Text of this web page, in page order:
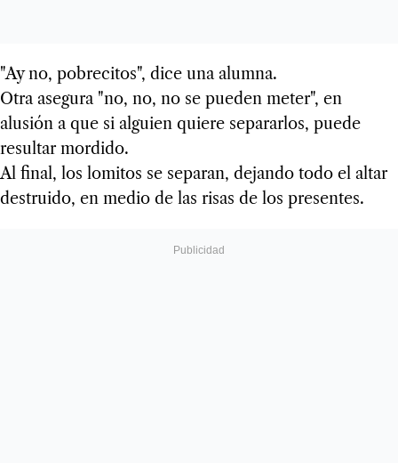
"Ay no, pobrecitos", dice una alumna.
Otra asegura "no, no, no se pueden meter", en
alusión a que si alguien quiere separarlos, puede
resultar mordido.
Al final, los lomitos se separan, dejando todo el altar
destruido, en medio de las risas de los presentes.